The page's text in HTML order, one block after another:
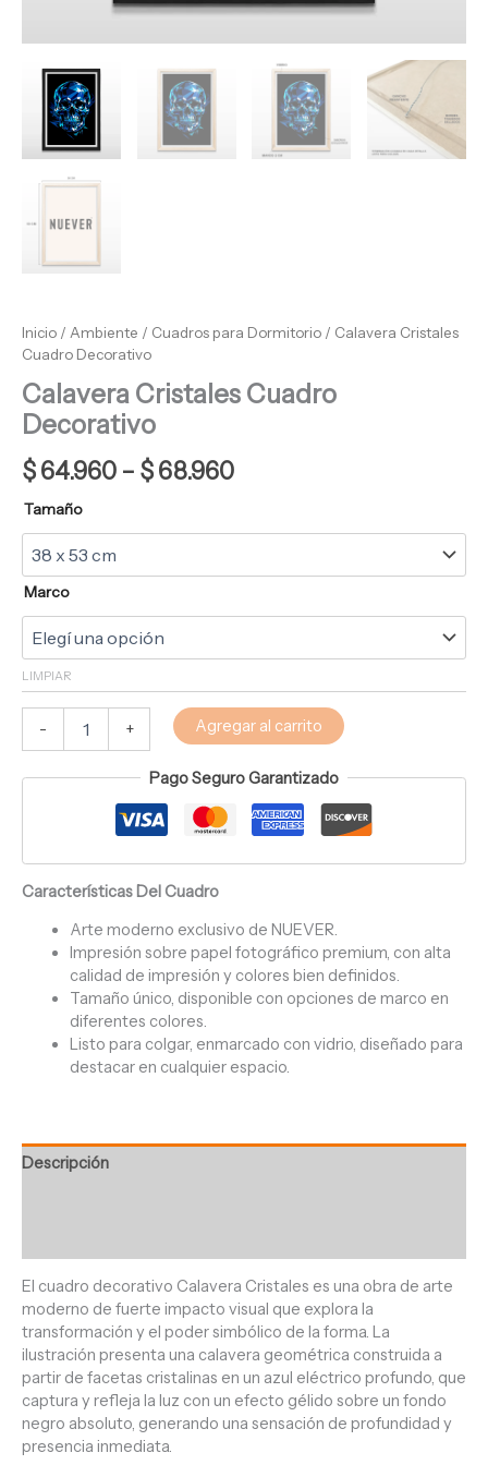
Inicio / Ambiente / Cuadros para Dormitorio / Calavera Cristales
Cuadro Decorativo
Calavera Cristales Cuadro
Decorativo
$64.960 – $68.960
Tamaño
Marco
LIMPIAR
- + Agregar al carrito
Pago Seguro Garantizado
Características Del Cuadro
Arte moderno exclusivo de NUEVER.
Impresión sobre papel fotográfico premium, con alta
calidad de impresión y colores bien definidos.
Tamaño único, disponible con opciones de marco en
diferentes colores.
Listo para colgar, enmarcado con vidrio, diseñado para
destacar en cualquier espacio.
Descripción
El cuadro decorativo Calavera Cristales es una obra de arte
moderno de fuerte impacto visual que explora la
transformación y el poder simbólico de la forma. La
ilustración presenta una calavera geométrica construida a
partir de facetas cristalinas en un azul eléctrico profundo, que
captura y refleja la luz con un efecto gélido sobre un fondo
negro absoluto, generando una sensación de profundidad y
presencia inmediata.